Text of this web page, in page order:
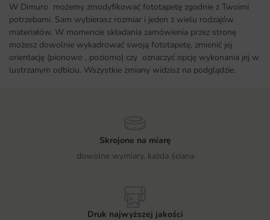
W Dimuro możemy zmodyfikować fototapetę zgodnie z Twoimi
potrzebami. Sam wybierasz rozmiar i jeden z wielu rodzajów
materiałów. W momencie składania zamówienia przez stronę
możesz dowolnie wykadrować swoją fototapetę, zmienić jej
orientację (pionowo , poziomo) czy oznaczyć opcję wykonania jej w
lustrzanym odbiciu. Wszystkie zmiany widzisz na podglądzie.
Skrojone na miarę
dowolne wymiary, każda ściana
Druk najwyższej jakości